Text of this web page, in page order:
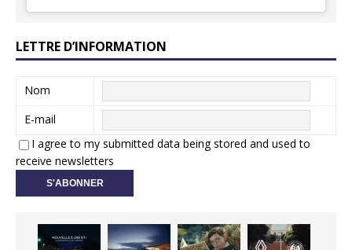
LETTRE D’INFORMATION
Nom
E-mail
I agree to my submitted data being stored and used to
receive newsletters